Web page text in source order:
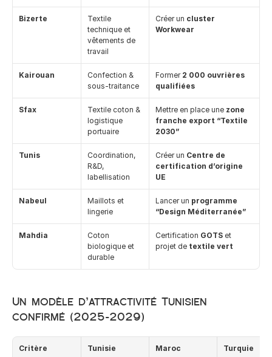
Bizerte
Textile
technique et
vêtements de
travail
Créer un cluster
Workwear
Kairouan
Confection &
sous-traitance
Former 2 000 ouvrières
qualifiées
Sfax
Textile coton &
logistique
portuaire
Mettre en place une zone
franche export “Textile
2030”
Tunis
Coordination,
R&D,
labellisation
Créer un Centre de
certification d’origine
UE
Nabeul
Maillots et
lingerie
Lancer un programme
“Design Méditerranée”
Mahdia
Coton
biologique et
durable
Certification GOTS et
projet de textile vert
Un modèle d’attractivité Tunisien
confirmé (2025–2029)
Critère Tunisie Maroc Turquie